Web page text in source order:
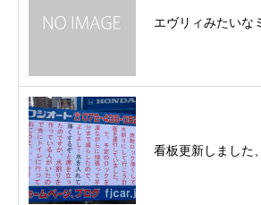
エヴリィみたいな
看板更新しました